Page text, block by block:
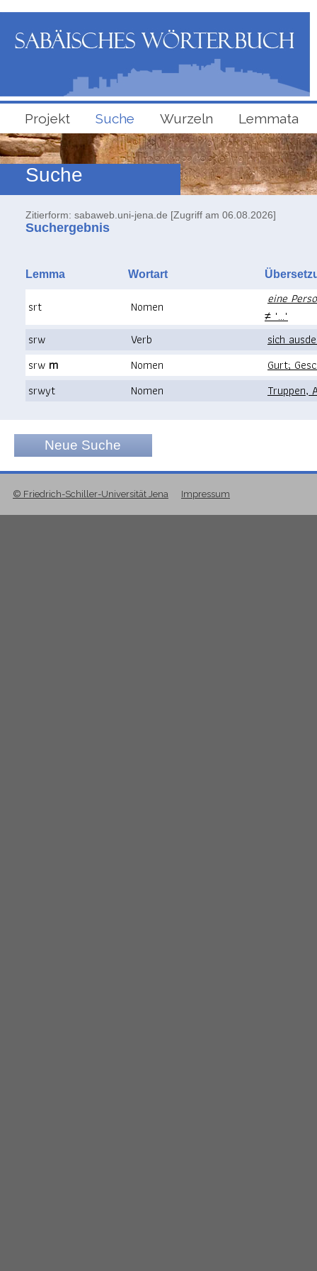
Projekt Suche Wurzeln Lemmata
Suche
Zitierform: sabaweb.uni-jena.de [Zugriff am 06.08.2026]
Suchergebnis
Lemma Wortart
srt Nomen
eine
≠ "..."
srw
Verb
sich
srw m Nomen
Gurt;
srwyt
Nomen Truppen,
Neue Suche
© Friedrich-Schiller-Universität Jena Impressum